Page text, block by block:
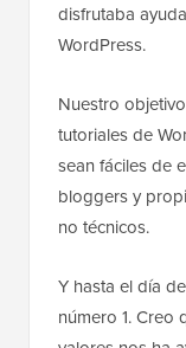
disfrutaba
WordPress.
Nuestro
tutoriales de
sean fáciles de
bloggers y
no técnicos.
Y hasta el día
número 1. Creo